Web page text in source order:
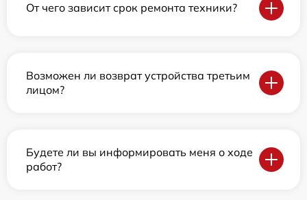
От чего зависит срок ремонта техники?
Возможен ли возврат устройства третьим
лицом?
Будете ли вы информировать меня о ходе
работ?